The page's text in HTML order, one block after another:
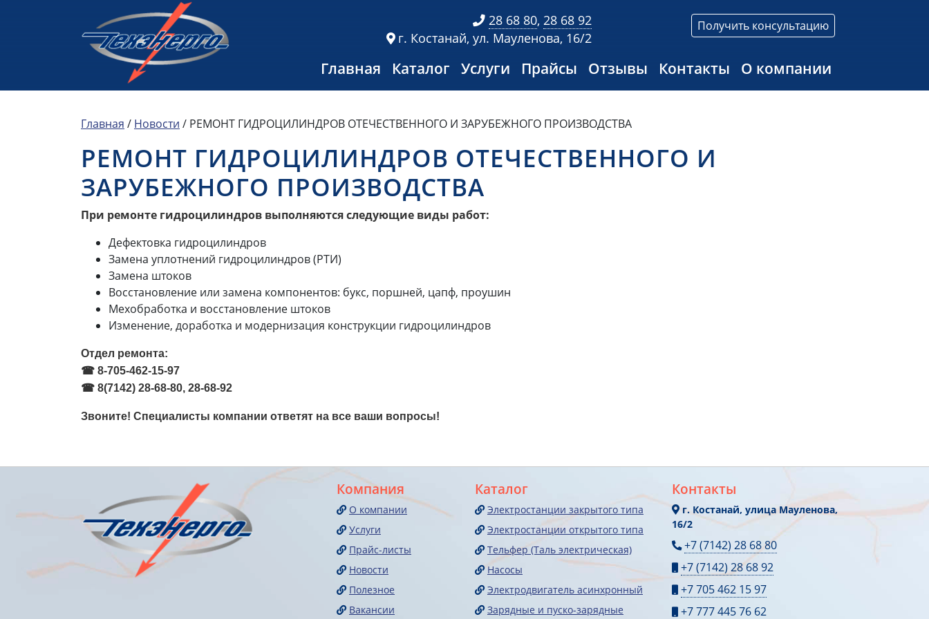
28 68 80, 28 68 92
г. Костанай, ул. Мауленова, 16/2
Получить консультацию
Главная Каталог Услуги Прайсы Отзывы Контакты О компании
Главная / Новости / РЕМОНТ ГИДРОЦИЛИНДРОВ ОТЕЧЕСТВЕННОГО И ЗАРУБЕЖНОГО ПРОИЗВОДСТВА
РЕМОНТ ГИДРОЦИЛИНДРОВ ОТЕЧЕСТВЕННОГО И
ЗАРУБЕЖНОГО ПРОИЗВОДСТВА
При ремонте гидроцилиндров выполняются следующие виды работ:
Дефектовка гидроцилиндров
Замена уплотнений гидроцилиндров (РТИ)
Замена штоков
Восстановление или замена компонентов: букс, поршней, цапф, проушин
Мехобработка и восстановление штоков
Изменение, доработка и модернизация конструкции гидроцилиндров
Отдел ремонта:
☎ 8-705-462-15-97
☎ 8(7142) 28-68-80, 28-68-92
Звоните! Специалисты компании ответят на все ваши вопросы!
Компания
О компании
Услуги
Прайс-листы
Новости
Полезное
Вакансии
Каталог
Электростанции закрытого типа
Электростанции открытого типа
Тельфер (Таль электрическая)
Насосы
Электродвигатель асинхронный
Зарядные и пуско-зарядные
Контакты
г. Костанай, улица Мауленова,
16/2
+7 (7142) 28 68 80
+7 (7142) 28 68 92
+7 705 462 15 97
+7 777 445 76 62